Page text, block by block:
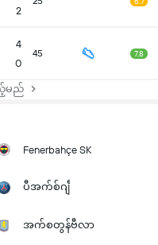
2
4
0
45 7.8
မည်
Fenerbahçe SK
ပီအက်စ်ဂျီ
အက်စတွန်ဗီလာ